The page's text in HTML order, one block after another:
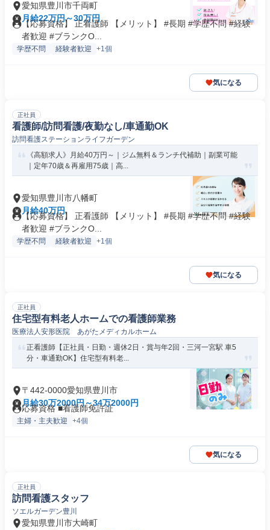
愛知県豊川市千両町
月給22万円～30万円
【応募資格】 正看護師 【メリット】 #長期 #学歴不問 #経験
者歓迎 #ブランクO...
学歴不問 経験者歓迎 +1個
気になる
正社員
看護師/訪問看護/夜勤なし/車通勤OK
訪問看護ステーションライフガーデン
《高額求人》月給40万円～｜ジム無料＆ランチ代補助｜副業可能
｜定年70歳＆再雇用75歳｜高...
愛知県豊川市八幡町
月給40万円
【応募資格】 正看護師 【メリット】 #長期 #学歴不問 #経験
者歓迎 #ブランクO...
学歴不問 経験者歓迎 +1個
気になる
正社員
住宅型有料老人ホームでの看護師業務
医療法人安形医院 あがたメディカルホーム
正看護師【正社員・日勤・週休2日・賞与年2回・三河一宮駅 車5
分・車通勤OK】住宅型有料老...
〒442-0000愛知県豊川市
月給30万2000円～34万2000円
応募資格 ■看護師免許証
主婦・主夫歓迎 +4個
気になる
正社員
訪問看護スタッフ
ソエルガーデン豊川
愛知県豊川市大崎町